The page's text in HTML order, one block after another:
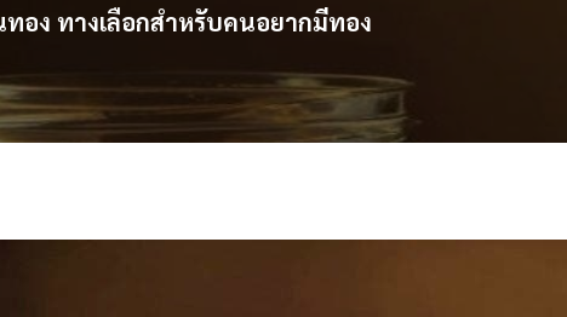
อง ทางเลือกสำหรับคนอยากมีทอง